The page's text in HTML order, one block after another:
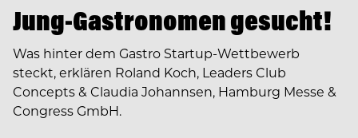
Jung-Gastronomen gesucht!
Was hinter dem Gastro Startup-Wettbewerb
steckt, erklären Roland Koch, Leaders Club
Concepts & Claudia Johannsen, Hamburg Messe &
Congress GmbH.